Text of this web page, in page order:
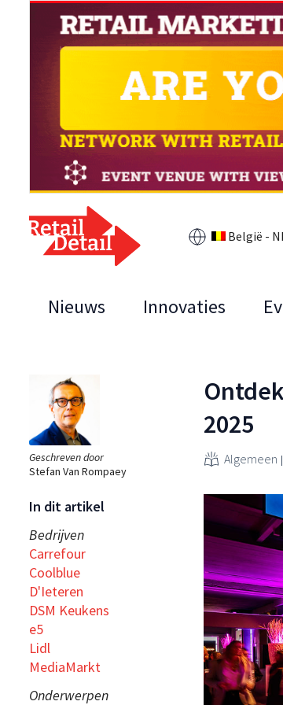
België -
Nieuws Innovaties
Geschreven door
Stefan Van Rompaey
In dit artikel
Bedrijven
Carrefour
Coolblue
D'Ieteren
DSM Keukens
e5
Lidl
MediaMarkt
Onderwerpen
2025
Algemeen